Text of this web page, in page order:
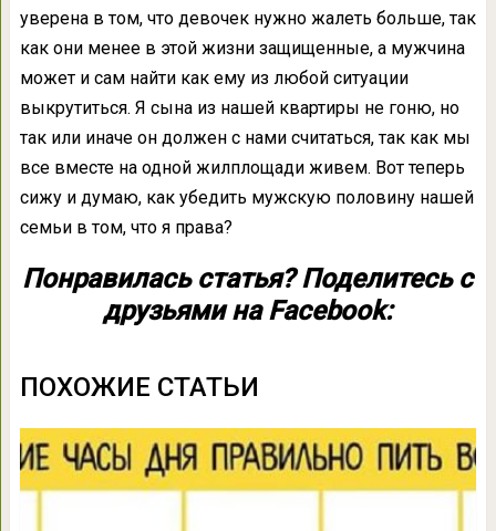
уверена в том, что девочек нужно жалеть больше, так
как они менее в этой жизни защищенные, а мужчина
может и сам найти как ему из любой ситуации
выкрутиться. Я сына из нашей квартиры не гоню, но
так или иначе он должен с нами считаться, так как мы
все вместе на одной жилплощади живем. Вот теперь
сижу и думаю, как убедить мужскую половину нашей
семьи в том, что я права?
Понравилась статья? Поделитесь с
друзьями на Facebook:
ПОХОЖИЕ СТАТЬИ